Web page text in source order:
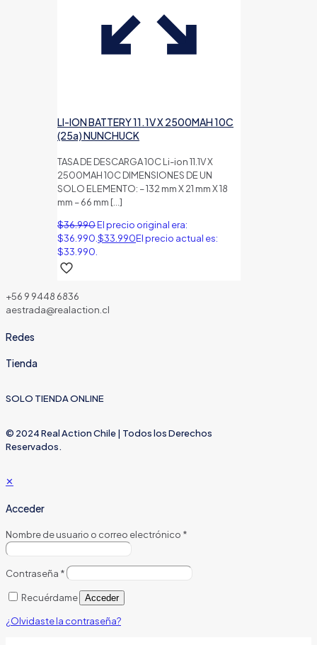
LI-ION BATTERY 11.1V X 2500MAH 10C
(25a) NUNCHUCK
TASA DE DESCARGA 10C Li-ion 11.1V X
2500MAH 10C DIMENSIONES DE UN
SOLO ELEMENTO: – 132 mm X 21 mm X 18
mm – 66 mm […]
$36.990El precio original era:
$36.990. $33.990El precio actual es:
$33.990.
+56 9 9448 6836
aestrada@realaction.cl
Redes
Tienda
SOLO TIENDA ONLINE
© 2024 Real Action Chile | Todos los Derechos
Reservados.
✕
Acceder
Nombre de usuario o correo electrónico *
Contraseña *
Recuérdame Acceder
¿Olvidaste la contraseña?